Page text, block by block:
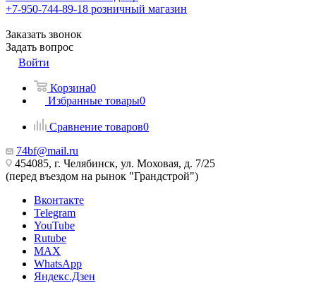
+7-950-744-89-18 розничный магазин
Заказать звонок
Задать вопрос
Войти
Корзина0
Избранные товары0
Сравнение товаров0
74bf@mail.ru
454085, г. Челябинск, ул. Моховая, д. 7/25
(перед въездом на рынок "Грандстрой")
Вконтакте
Telegram
YouTube
Rutube
MAX
WhatsApp
Яндекс.Дзен